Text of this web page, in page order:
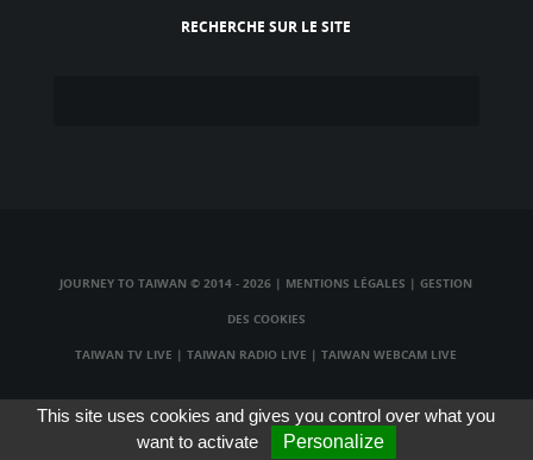
RECHERCHE SUR LE SITE
JOURNEY TO TAIWAN © 2014 - 2026 | MENTIONS LÉGALES |GESTION
DES COOKIES
TAIWAN TV LIVE |TAIWAN RADIO LIVE |TAIWAN WEBCAM LIVE
This site uses cookies and gives you control over what you
want to activate
Personalize